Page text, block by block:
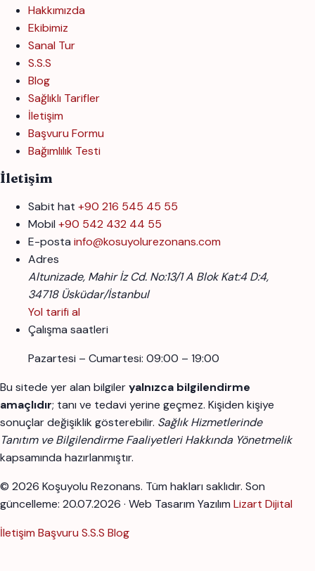
Hakkımızda
Ekibimiz
Sanal Tur
S.S.S
Blog
Sağlıklı Tarifler
İletişim
Başvuru Formu
Bağımlılık Testi
İletişim
Sabit hat +90 216 545 45 55
Mobil +90 542 432 44 55
E-posta info@kosuyolurezonans.com
Adres
Altunizade, Mahir İz Cd. No:13/1 A Blok Kat:4 D:4,
34718 Üsküdar/İstanbul
Yol tarifi al
Çalışma saatleri
Pazartesi – Cumartesi: 09:00 – 19:00
Bu sitede yer alan bilgileryalnızca bilgilendirme
amaçlıdır; tanı ve tedavi yerine geçmez. Kişiden kişiye
sonuçlar değişiklik gösterebilir. Sağlık Hizmetlerinde
Tanıtım ve Bilgilendirme Faaliyetleri Hakkında Yönetmelik
kapsamında hazırlanmıştır.
© 2026 Koşuyolu Rezonans. Tüm hakları saklıdır. Son
güncelleme: 20.07.2026 · Web Tasarım Yazılım Lizart Dijital
İletişim Başvuru S.S.S Blog